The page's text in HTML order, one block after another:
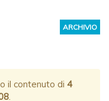
ARCHIVIO
il contenuto di 4
.